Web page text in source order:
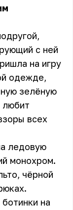
с ней
на игру
одежде,
зелёную
всех
ледовую
монохром.
чёрной
на